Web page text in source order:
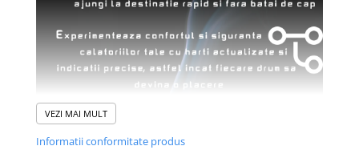
VEZI MAI MULT
Informatii conformitate produs